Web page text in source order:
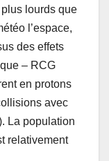
lourds que
l’espace,
des effets
– RCG
en protons
avec
La population
relativement